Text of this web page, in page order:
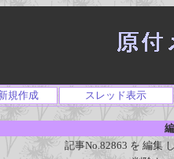
規作成 スレッド表示
記事No.82863 を 編集